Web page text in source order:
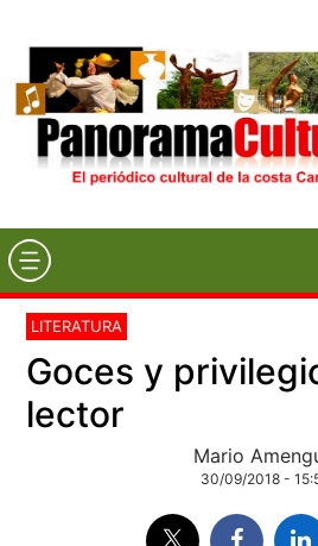
LITERATURA
Goces y
lector
Mario
30/09/2018 -